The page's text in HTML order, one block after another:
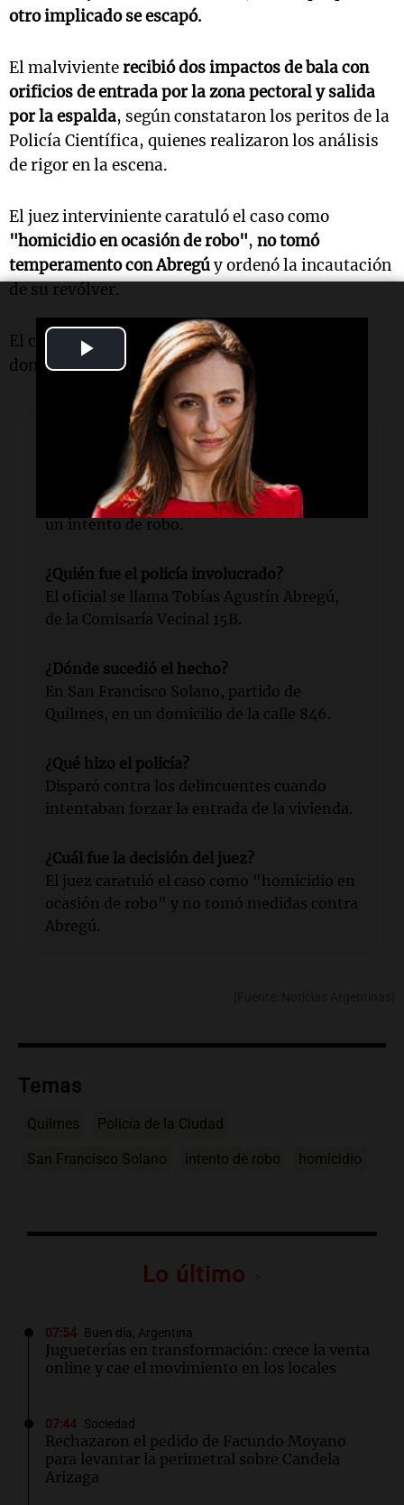
Play
Video
otro implicado se escapó.
El malvivienterecibió dos impactos de bala con
orificios de entrada por la zona pectoral y salida
por la espalda, según constataron los peritos de la
Policía Científica, quienes realizaron los análisis
de rigor en la escena.
El juez interviniente caratuló el caso como
"homicidio en ocasión de robo", no tomó
temperamento con Abregúy ordenó la incautación
de su revólver.
El cadáver fue trasladado a la Morgue Policial
donde se le practicará la autopsia.
Lectura rápida
¿Qué ocurrió en Quilmes?
Un policía abatió a un delincuente durante
un intento de robo.
¿Quién fue el policía involucrado?
El oficial se llama Tobías Agustín Abregú,
de la Comisaría Vecinal 15B.
¿Dónde sucedió el hecho?
En San Francisco Solano, partido de
Quilmes, en un domicilio de la calle 846.
¿Qué hizo el policía?
Disparó contra los delincuentes cuando
intentaban forzar la entrada de la vivienda.
¿Cuál fue la decisión del juez?
El juez caratuló el caso como "homicidio en
ocasión de robo" y no tomó medidas contra
Abregú.
Temas
Quilmes Policía de la Ciudad
San Francisco Solano intento de robo homicidio
Lo último
07:54 Buen día, Argentina
Jugueterías en transformación: crece la venta
online y cae el movimiento en los locales
07:44 Sociedad
Rechazaron el pedido de Facundo Moyano
para levantar la perimetral sobre Candela
Arizaga